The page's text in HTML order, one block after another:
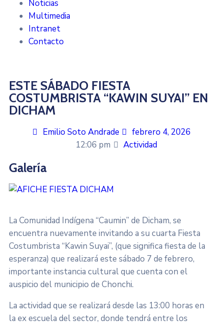
Noticias
Multimedia
Intranet
Contacto
ESTE SÁBADO FIESTA
COSTUMBRISTA “KAWIN SUYAI” EN
DICHAM
Emilio Soto Andrade
febrero 4, 2026
12:06 pm
Actividad
Galería
La Comunidad Indígena “Caumin” de Dicham, se
encuentra nuevamente invitando a su cuarta Fiesta
Costumbrista “Kawin Suyai”, (que significa fiesta de la
esperanza) que realizará este sábado 7 de febrero,
importante instancia cultural que cuenta con el
auspicio del municipio de Chonchi.
La actividad que se realizará desde las 13:00 horas en
la ex escuela del sector, donde tendrá entre los